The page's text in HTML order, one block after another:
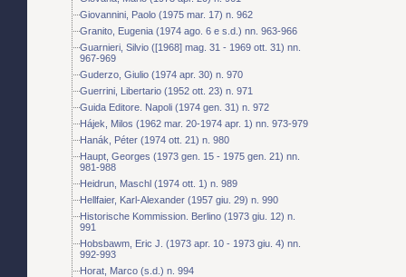
Giovannini, Paolo (1975 mar. 17) n. 962
Granito, Eugenia (1974 ago. 6 e s.d.) nn. 963-966
Guarnieri, Silvio ([1968] mag. 31 - 1969 ott. 31) nn.
967-969
Guderzo, Giulio (1974 apr. 30) n. 970
Guerrini, Libertario (1952 ott. 23) n. 971
Guida Editore. Napoli (1974 gen. 31) n. 972
Hájek, Milos (1962 mar. 20-1974 apr. 1) nn. 973-979
Hanák, Péter (1974 ott. 21) n. 980
Haupt, Georges (1973 gen. 15 - 1975 gen. 21) nn.
981-988
Heidrun, Maschl (1974 ott. 1) n. 989
Hellfaier, Karl-Alexander (1957 giu. 29) n. 990
Historische Kommission. Berlino (1973 giu. 12) n.
991
Hobsbawm, Eric J. (1973 apr. 10 - 1973 giu. 4) nn.
992-993
Horat, Marco (s.d.) n. 994